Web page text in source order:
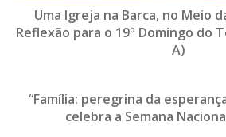
Uma Igreja na Barca, no Meio
Reflexão para o 19º Domingo do
A)
“Família: peregrina da
celebra a Semana